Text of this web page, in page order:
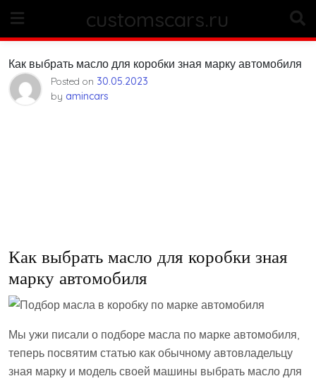
content
customscars.ru
Как выбрать масло для коробки зная марку автомобиля
Posted on 30.05.2023
by amincars
Как выбрать масло для коробки зная
марку автомобиля
Мы ужи писали о подборе масла по марке автомобиля,
теперь посвятим статью как обычному автовладельцу
зная марку и модель своей машины выбрать масло для